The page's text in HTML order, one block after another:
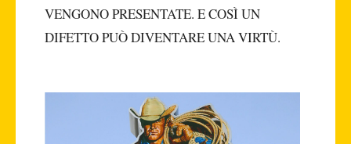
VENGONO PRESENTATE. E COSÌ UN
DIFETTO PUÒ DIVENTARE UNA VIRTÙ.